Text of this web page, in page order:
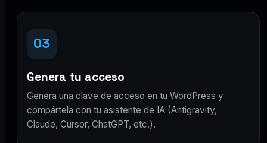
03
Genera tu acceso
Genera una clave de acceso en tu WordPress y
compártela con tu asistente de IA (Antigravity,
Claude, Cursor, ChatGPT, etc.).